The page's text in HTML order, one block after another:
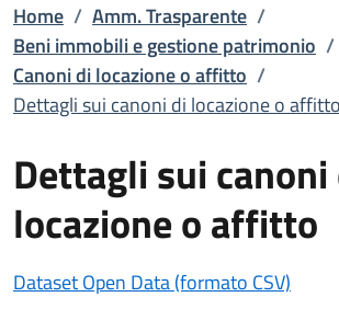
Home / Amm. Trasparente /
Beni immobili e gestione patrimonio /
Canoni di locazione o affitto /
Dettagli sui canoni di locazione o affitto
Dettagli sui canoni
locazione o affitto
Dataset Open Data (formato CSV)